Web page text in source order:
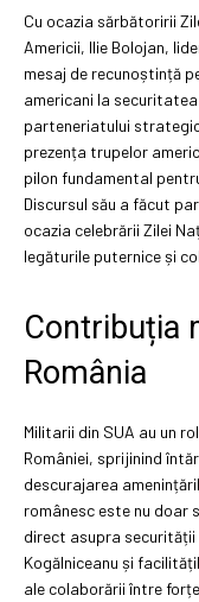
Cu ocazia sărbătoririi
Americii, Ilie Bolojan,
mesaj de recunoștință
americani la
parteneriatului
prezența trupelor
pilon fundamental
Discursul său a făcut
ocazia celebrării Zilei
legăturile puternice și
Contribuția
România
Militarii din SUA au un
României, sprijinind
descurajarea
românesc este nu doar
direct asupra securității
Kogălniceanu și
ale colaborării între